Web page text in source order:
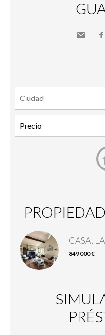
CASA,
849 000 €